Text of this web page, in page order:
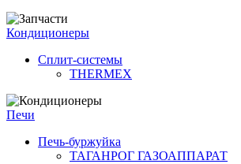
Кондиционеры
Сплит-системы
THERMEX
Печи
Печь-буржуйка
ТАГАНРОГ ГАЗОАППАРАТ